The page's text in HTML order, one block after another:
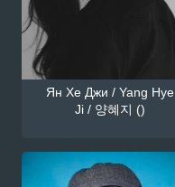
Ян Хе Джи / Yang Hye
Ji / 양혜지 ()